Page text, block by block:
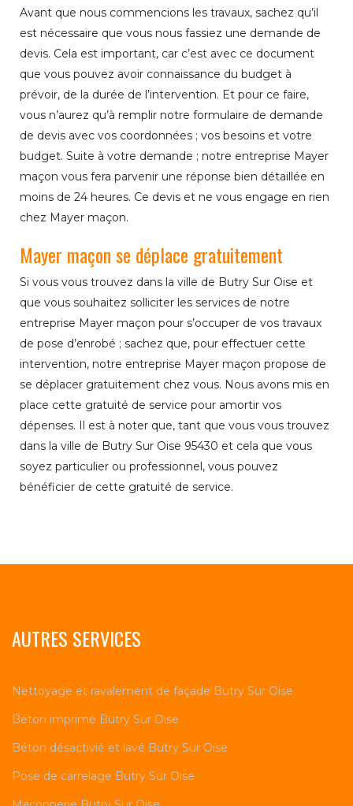
Avant que nous commencions les travaux, sachez qu’il
est nécessaire que vous nous fassiez une demande de
devis. Cela est important, car c’est avec ce document
que vous pouvez avoir connaissance du budget à
prévoir, de la durée de l’intervention. Et pour ce faire,
vous n’aurez qu’à remplir notre formulaire de demande
de devis avec vos coordonnées ; vos besoins et votre
budget. Suite à votre demande ; notre entreprise Mayer
maçon vous fera parvenir une réponse bien détaillée en
moins de 24 heures. Ce devis et ne vous engage en rien
chez Mayer maçon.
Mayer maçon se déplace gratuitement
Si vous vous trouvez dans la ville de Butry Sur Oise et
que vous souhaitez solliciter les services de notre
entreprise Mayer maçon pour s’occuper de vos travaux
de pose d’enrobé ; sachez que, pour effectuer cette
intervention, notre entreprise Mayer maçon propose de
se déplacer gratuitement chez vous. Nous avons mis en
place cette gratuité de service pour amortir vos
dépenses. Il est à noter que, tant que vous vous trouvez
dans la ville de Butry Sur Oise 95430 et cela que vous
soyez particulier ou professionnel, vous pouvez
bénéficier de cette gratuité de service.
AUTRES SERVICES
Nettoyage et ravalement de façade Butry Sur Oise
Béton imprimé Butry Sur Oise
Béton désactivié et lavé Butry Sur Oise
Pose de carrelage Butry Sur Oise